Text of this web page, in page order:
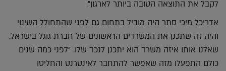
לקבל את התוצאה הטובה ביותר לארגון".
אדריכל מיכי סתר היה מוביל בתחום גם לפני שהתחולל השינוי
והיה זה שתכנן את המשרדים הראשונים של חברת גוגל בישראל.
שאלנו אותו איזה משרד הוא יתכנן לנכד שלו. "לפני כמה שנים
כולם התפעלו מזה שאפשר להתחבר לאינטרנט והחליטו